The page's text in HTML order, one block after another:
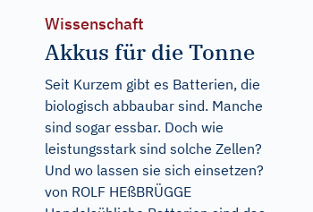
Wissenschaft
Akkus für die Tonne
Seit Kurzem gibt es Batterien, die
biologisch abbaubar sind. Manche
sind sogar essbar. Doch wie
leistungsstark sind solche Zellen?
Und wo lassen sie sich einsetzen?
von ROLF HEßBRÜGGE